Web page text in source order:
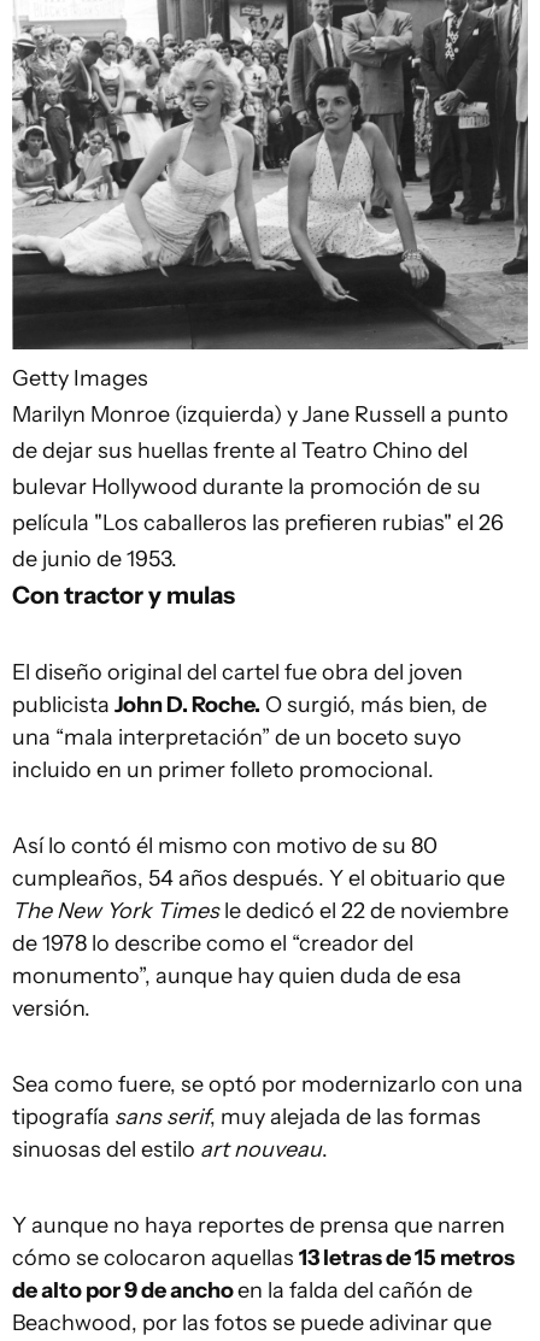
Getty Images
Marilyn Monroe (izquierda) y Jane Russell a punto
de dejar sus huellas frente al Teatro Chino del
bulevar Hollywood durante la promoción de su
película "Los caballeros las prefieren rubias" el 26
de junio de 1953.
Con tractor y mulas
El diseño original del cartel fue obra del joven
publicista John D. Roche. O surgió, más bien, de
una “mala interpretación” de un boceto suyo
incluido en un primer folleto promocional.
Así lo contó él mismo con motivo de su 80
cumpleaños, 54 años después. Y el obituario que
The New York Timesle dedicó el 22 de noviembre
de 1978 lo describe como el “creador del
monumento”, aunque hay quien duda de esa
versión.
Sea como fuere, se optó por modernizarlo con una
tipografía sans serif, muy alejada de las formas
sinuosas del estilo art nouveau.
Y aunque no haya reportes de prensa que narren
cómo se colocaron aquellas 13 letras de 15 metros
de alto por 9 de anchoen la falda del cañón de
Beachwood, por las fotos se puede adivinar que